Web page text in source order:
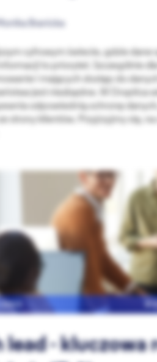
Monika Branicka
cyfrowym świecie, gdzie dane
to priorytet. Szczególnie
i mających dostęp do
jest niezbędne. W Droptica
odpowiednią ochronę
strony klientów. Przyjrzyjmy się,
lead - kluczowa